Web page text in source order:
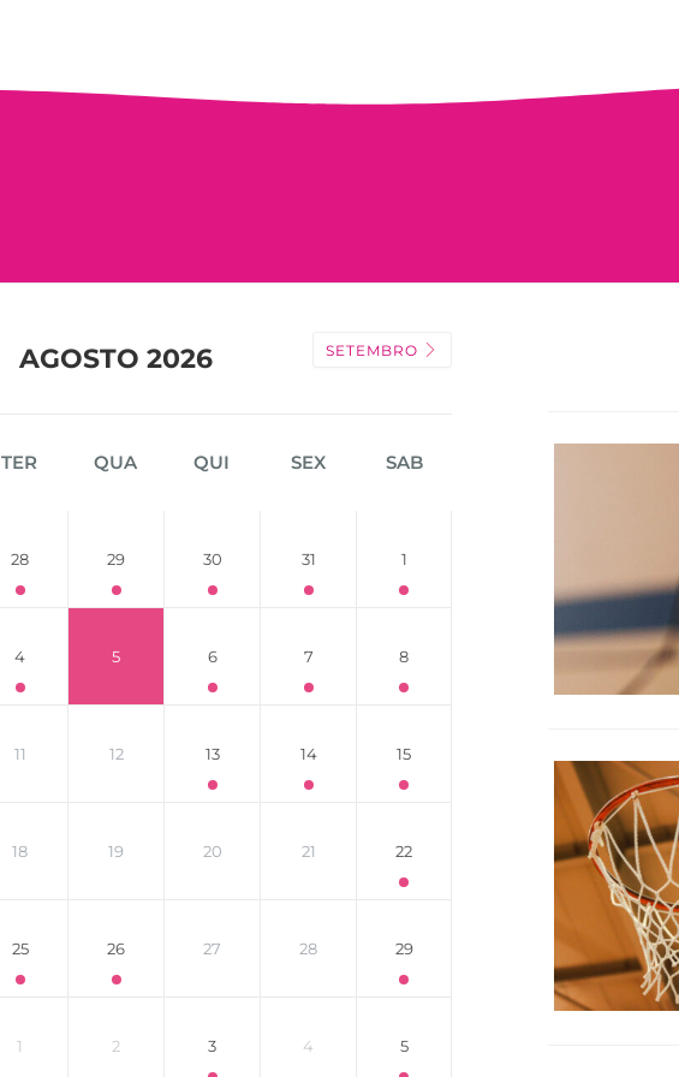
AGOSTO 2026 SETEMBRO
TER QUA QUI SEX SAB
28 29 30 31 1
4 5 6 7 8
11 12 13 14 15
18 19 20 21 22
25 26 27 28 29
1 2 3 4 5